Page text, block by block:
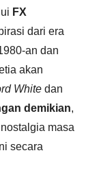
FX
dari era
an dan
akan
White dan
demikian,
masa
secara